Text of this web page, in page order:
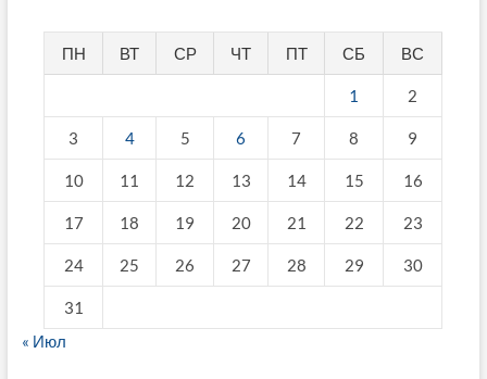
ПН ВТ СР ЧТ ПТ СБ ВС
1 2
3 4 5 6 7 8 9
10 11 12 13 14 15 16
17 18 19 20 21 22 23
24 25 26 27 28 29 30
31
« Июл